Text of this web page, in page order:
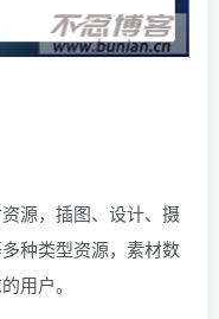
源，插图、设计、摄
种类型资源，素材数
用户。